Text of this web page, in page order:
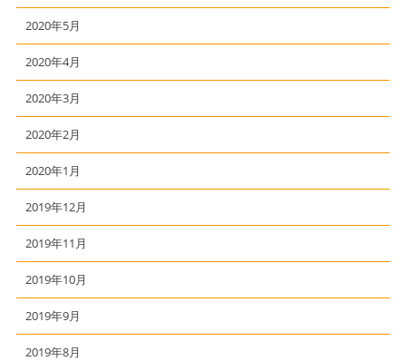
2020年5月
2020年4月
2020年3月
2020年2月
2020年1月
2019年12月
2019年11月
2019年10月
2019年9月
2019年8月